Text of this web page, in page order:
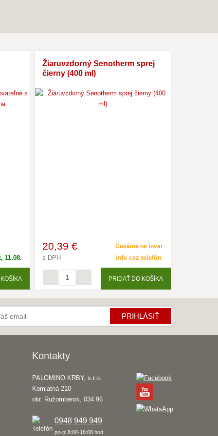
11.08.
Žiaruvzdorný Senotherm sprej
čierny (400 ml)
20,39 €
s DPH
Čakáme na tovar
info cez telefón
PRIDAŤ DO KOŠÍKA
PRIHLÁSIŤ
Kontakty
PALOMINO KRBY, s.r.o.
Komjatná 210
okr. Ružomberok, 034 96
0948 949 949
po-pi 8:00-18:00 hod.